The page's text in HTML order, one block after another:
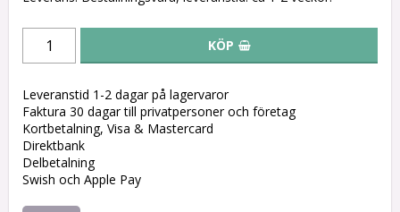
KÖP
Leveranstid 1-2 dagar på lagervaror
Faktura 30 dagar till privatpersoner och företag
Kortbetalning, Visa & Mastercard
Direktbank
Delbetalning
Swish och Apple Pay